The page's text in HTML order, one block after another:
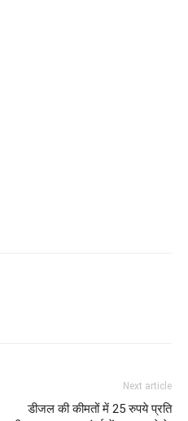
Next article
डीजल की कीमतों में 25 रुपये प्रति